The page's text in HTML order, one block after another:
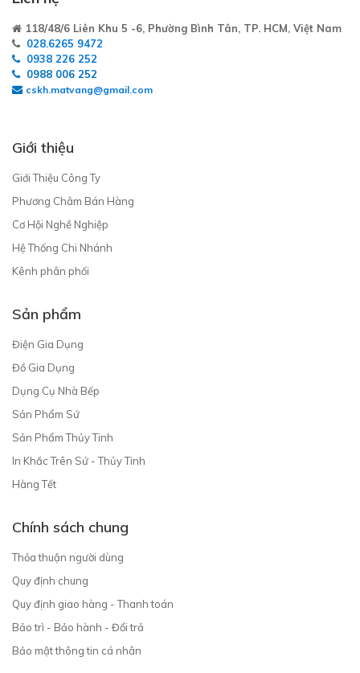
118/48/6 Liên Khu 5 -6, Phường Bình Tân, TP. HCM, Việt Nam
028.6265 9472
0938 226 252
0988 006 252
cskh.matvang@gmail.com
Giới thiệu
Giới Thiệu Công Ty
Phương Châm Bán Hàng
Cơ Hội Nghề Nghiệp
Hệ Thống Chi Nhánh
Kênh phân phối
Sản phẩm
Điện Gia Dụng
Đồ Gia Dụng
Dụng Cụ Nhà Bếp
Sản Phẩm Sứ
Sản Phẩm Thủy Tinh
In Khắc Trên Sứ - Thủy Tinh
Hàng Tết
Chính sách chung
Thỏa thuận người dùng
Quy định chung
Quy định giao hàng - Thanh toán
Bảo trì - Bảo hành - Đổi trả
Bảo mật thông tin cá nhân